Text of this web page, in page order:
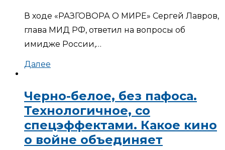
В ходе «РАЗГОВОРА О МИРЕ» Сергей Лавров,
глава МИД РФ, ответил на вопросы об
имидже России,…
Далее
Черно-белое, без пафоса.
Технологичное, со
спецэффектами. Какое кино
о войне объединяет